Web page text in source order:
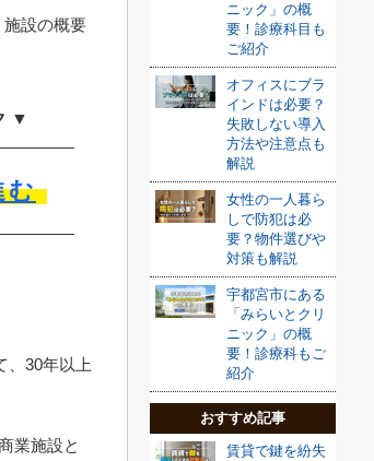
設の概要
▼
む
、30年以上
業施設と
ニック」の概
要！診療科目も
ご紹介
オフィスにブラ
インドは必要？
失敗しない導入
方法や注意点も
解説
女性の一人暮ら
しで防犯は必
要？物件選びや
対策も解説
宇都宮市にある
「みらいとクリ
ニック」の概
要！診療科もご
紹介
おすすめ記事
賃貸で鍵を紛失